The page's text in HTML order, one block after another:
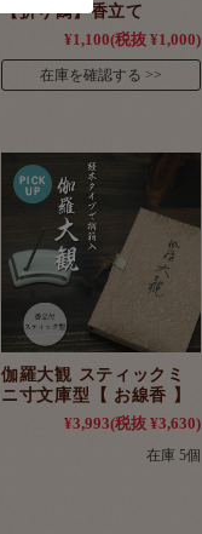
【折り鶴】香立て
¥1,100(税抜 ¥1,000)
在庫を確認する
伽羅大観 スティックミ
ニ寸文庫型【 お線香 】
¥3,993(税抜 ¥3,630)
在庫 5個